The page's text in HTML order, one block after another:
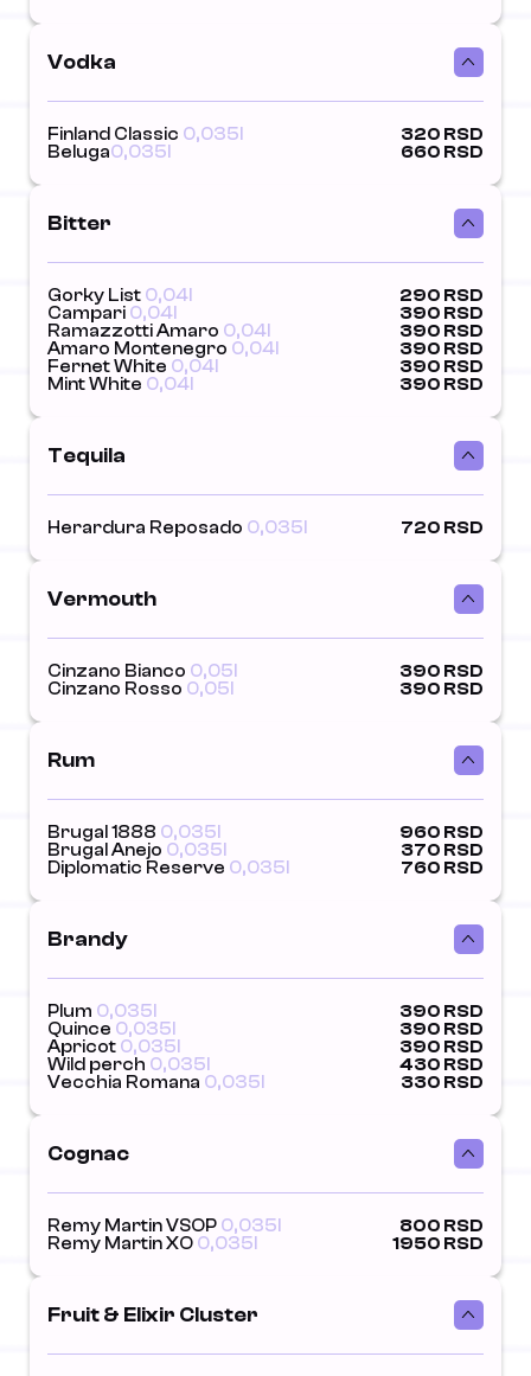
Vodka
Finland Classic 0,035l
320 RSD
Beluga0,035l 660 RSD
Bitter
Gorky List 0,04l
290 RSD
Campari 0,04l
390 RSD
Ramazzotti Amaro 0,04l
390 RSD
Amaro Montenegro 0,04l
390 RSD
Fernet White 0,04l
390 RSD
Mint White 0,04l 390 RSD
Tequila
Herardura Reposado 0,035l 720 RSD
Vermouth
Cinzano Bianco 0,05l
390 RSD
Cinzano Rosso 0,05l 390 RSD
Rum
Brugal 1888 0,035l
960 RSD
Brugal Anejo 0,035l
370 RSD
Diplomatic Reserve 0,035l 760 RSD
Brandy
Plum 0,035l
390 RSD
Quince 0,035l
390 RSD
Apricot 0,035l
390 RSD
Wild perch 0,035l
430 RSD
Vecchia Romana 0,035l 330 RSD
Cognac
Remy Martin VSOP 0,035l
800 RSD
Remy Martin XO 0,035l 1950 RSD
Fruit & Elixir Cluster